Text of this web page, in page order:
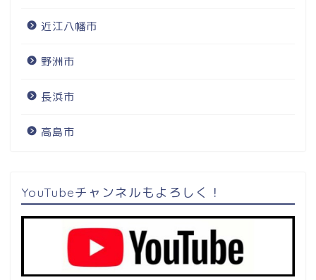
近江八幡市
野洲市
長浜市
高島市
YouTubeチャンネルもよろしく！